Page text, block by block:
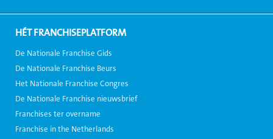
HÉT FRANCHISEPLATFORM
De Nationale Franchise Gids
De Nationale Franchise Beurs
Het Nationale Franchise Congres
De Nationale Franchise nieuwsbrief
Franchises ter overname
Franchise in the Netherlands